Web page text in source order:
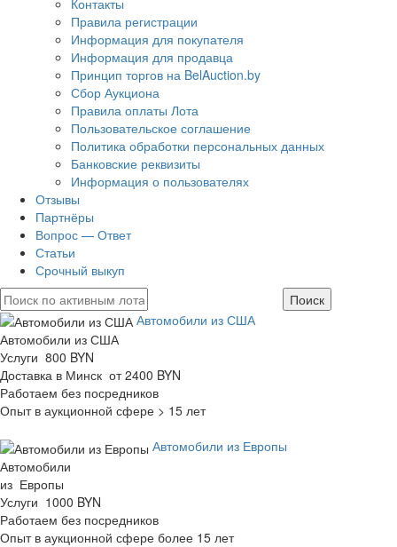
Контакты
Правила регистрации
Информация для покупателя
Информация для продавца
Принцип торгов на BelAuction.by
Сбор Аукциона
Правила оплаты Лота
Пользовательское соглашение
Политика обработки персональных данных
Банковские реквизиты
Информация о пользователях
Отзывы
Партнёры
Вопрос — Ответ
Статьи
Срочный выкуп
Автомобили из США
Автомобили из США
Услуги 800 BYN
Доставка в Минск от 2400 BYN
Работаем без посредников
Опыт в аукционной сфере > 15 лет
Автомобили из Европы
Автомобили
из Европы
Услуги 1000 BYN
Работаем без посредников
Опыт в аукционной сфере более 15 лет